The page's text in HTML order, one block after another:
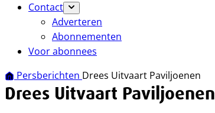
Contact
Adverteren
Abonnementen
Voor abonnees
Persberichten Drees Uitvaart Paviljoenen
Drees Uitvaart Paviljoenen